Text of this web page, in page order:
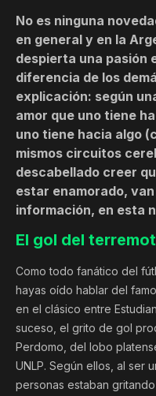
No es ninguna
en general y en la
despierta una pasión
diferencia de los
explicación: según
amor que uno tiene
uno tiene hacia algo
mismos circuitos
descabellado creer
estar enamorado,
información, en esta
El gol del
Como todo fanático del
hayas oído hablar del
en el clásico entre
suceso, el grito de gol
Perdomo, del lobo
UNLP. Según ellos, al ser
personas estaban